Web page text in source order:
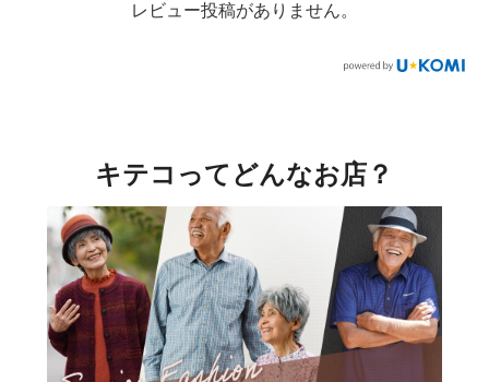
レビュー投稿がありません。
キテコってどんなお店？